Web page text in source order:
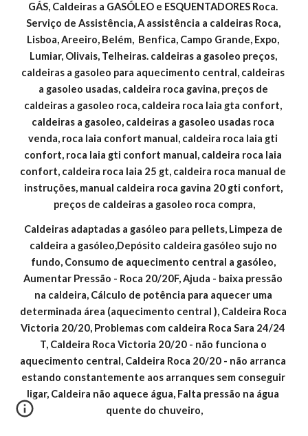
GÁS, Caldeiras a GASÓLEO e ESQUENTADORES Roca.
Serviço de Assistência, A assistência a caldeiras Roca,
Lisboa, Areeiro, Belém,  Benfica, Campo Grande, Expo,
Lumiar, Olivais, Telheiras. caldeiras a gasoleo preços,
caldeiras a gasoleo para aquecimento central, caldeiras
a gasoleo usadas, caldeira roca gavina, preços de
caldeiras a gasoleo roca, caldeira roca laia gta confort,
caldeiras a gasoleo, caldeiras a gasoleo usadas roca
venda, roca laia confort manual, caldeira roca laia gti
confort, roca laia gti confort manual, caldeira roca laia
confort, caldeira roca laia 25 gt, caldeira roca manual de
instruções, manual caldeira roca gavina 20 gti confort,
preços de caldeiras a gasoleo roca compra,
Caldeiras adaptadas a gasóleo para pellets, Limpeza de
caldeira a gasóleo,Depósito caldeira gasóleo sujo no
fundo, Consumo de aquecimento central a gasóleo,
Aumentar Pressão - Roca 20/20F, Ajuda - baixa pressão
na caldeira, Cálculo de potência para aquecer uma
determinada área (aquecimento central ), Caldeira Roca
Victoria 20/20, Problemas com caldeira Roca Sara 24/24
T, Caldeira Roca Victoria 20/20 - não funciona o
aquecimento central, Caldeira Roca 20/20 - não arranca
estando constantemente aos arranques sem conseguir
ligar, Caldeira não aquece água, Falta pressão na água
quente do chuveiro,